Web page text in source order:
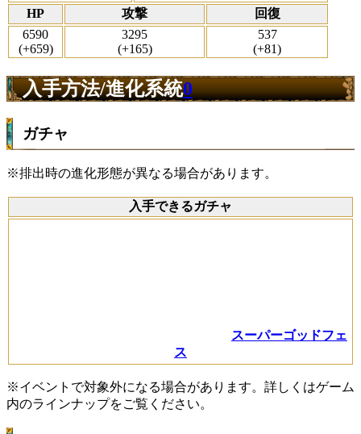
HP
攻撃
回復
6590
(+659)
3295
(+165)
537
(+81)
入手方法/進化系統0
ガチャ
※排出時の進化形態が異なる場合があります。
入手できるガチャ
スーパーゴッドフェ
ス
※イベントで対象外になる場合があります。詳しくはゲーム
内のラインナップをご覧ください。